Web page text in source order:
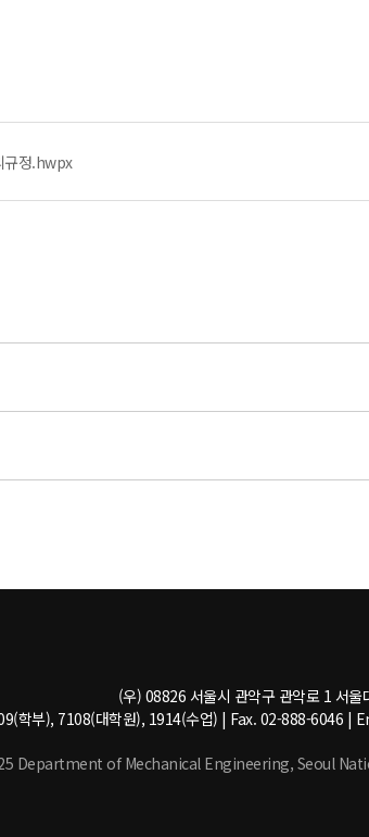
규정.hwpx
(우) 08826 서울시 관악구 관악로 1 서
학부), 7108(대학원), 1914(수업) | Fax. 02-888-6046
Department of Mechanical Engineering, Seoul